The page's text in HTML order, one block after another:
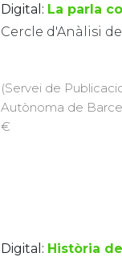
Digital: La parla
Cercle d'Anàlisi
(Servei de
Autònoma de
€
Digital: Història